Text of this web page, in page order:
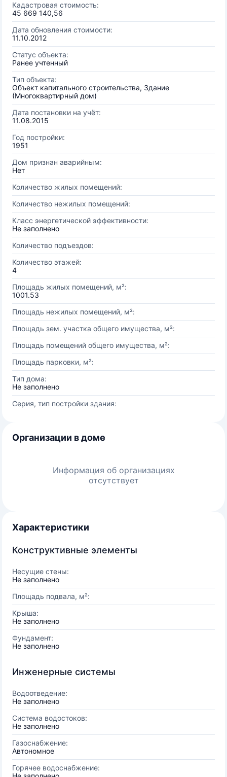
Кадастровая стоимость:
45 669 140,56
Дата обновления стоимости:
11.10.2012
Статус объекта:
Ранее учтенный
Тип объекта:
Объект капитального строительства, Здание
(Многоквартирный дом)
Дата постановки на учёт:
11.08.2015
Год постройки:
1951
Дом признан аварийным:
Нет
Количество жилых помещений:
Количество нежилых помещений:
Класс энергетической эффективности:
Не заполнено
Количество подъездов:
Количество этажей:
4
Площадь жилых помещений, м²:
1001.53
Площадь нежилых помещений, м²:
Площадь зем. участка общего имущества, м²:
Площадь помещений общего имущества, м²:
Площадь парковки, м²:
Тип дома:
Не заполнено
Серия, тип постройки здания:
Организации в доме
Информация об организациях
отсутствует
Характеристики
Конструктивные элементы
Несущие стены:
Не заполнено
Площадь подвала, м²:
Крыша:
Не заполнено
Фундамент:
Не заполнено
Инженерные системы
Водоотведение:
Не заполнено
Система водостоков:
Не заполнено
Газоснабжение:
Автономное
Горячее водоснабжение: